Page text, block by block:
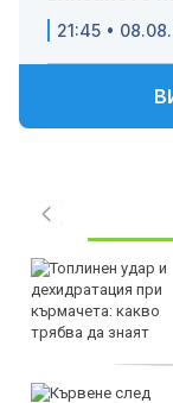
21:45 •